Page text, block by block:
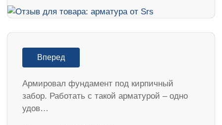
Вперед
Армировал фундамент под кирпичный
забор. Работать с такой арматурой – одно
удов…